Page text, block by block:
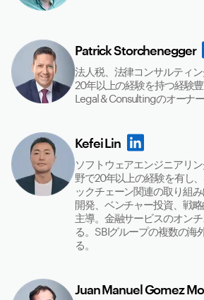
Patrick Storchenegger
法人税、法律コンサルティ
20年以上の経験を持つ経験
Legal & Consultingのオーナ
Kefei Lin
ソフトウェアエンジニアリ
野で20年以上の経験を有し
ックチェーン関連の取り組
開発、ベンチャー投資、戦
主導。金融サービスのオン
る。SBIグループの複数の海
る。
Juan Manuel Gomez